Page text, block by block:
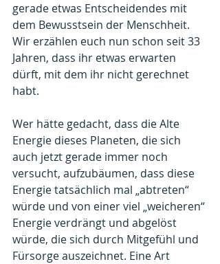
gerade etwas Entscheidendes mit
dem Bewusstsein der Menschheit.
Wir erzählen euch nun schon seit 33
Jahren, dass ihr etwas erwarten
dürft, mit dem ihr nicht gerechnet
habt.
Wer hätte gedacht, dass die Alte
Energie dieses Planeten, die sich
auch jetzt gerade immer noch
versucht, aufzubäumen, dass diese
Energie tatsächlich mal „abtreten“
würde und von einer viel „weicheren“
Energie verdrängt und abgelöst
würde, die sich durch Mitgefühl und
Fürsorge auszeichnet. Eine Art